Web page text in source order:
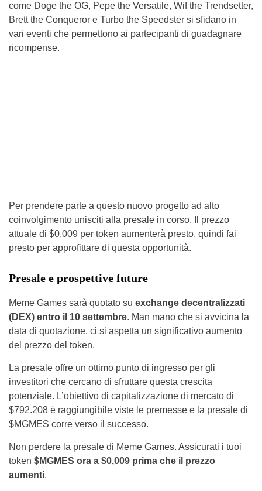
come Doge the OG, Pepe the Versatile, Wif the Trendsetter,
Brett the Conqueror e Turbo the Speedster si sfidano in
vari eventi che permettono ai partecipanti di guadagnare
ricompense.
Per prendere parte a questo nuovo progetto ad alto
coinvolgimento unisciti alla presale in corso. Il prezzo
attuale di $0,009 per token aumenterà presto, quindi fai
presto per approfittare di questa opportunità.
Presale e prospettive future
Meme Games sarà quotato su exchange decentralizzati
(DEX) entro il 10 settembre. Man mano che si avvicina la
data di quotazione, ci si aspetta un significativo aumento
del prezzo del token.
La presale offre un ottimo punto di ingresso per gli
investitori che cercano di sfruttare questa crescita
potenziale. L’obiettivo di capitalizzazione di mercato di
$792.208 è raggiungibile viste le premesse e la presale di
$MGMES corre verso il successo.
Non perdere la presale di Meme Games. Assicurati i tuoi
token $MGMES ora a $0,009 prima che il prezzo
aumenti.